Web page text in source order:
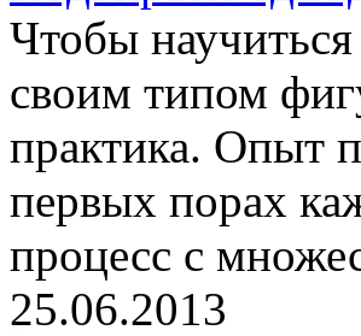
Чтобы
своим типом
практика. Опыт
первых порах
процесс с
25.06.2013